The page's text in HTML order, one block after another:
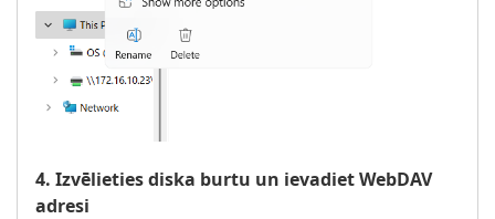
4. Izvēlieties diska burtu un ievadiet WebDAV
adresi